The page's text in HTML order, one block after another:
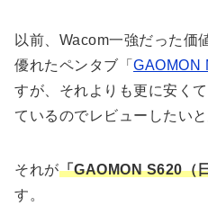
以前、Wacom一強だった価
優れたペンタブ「 GAOMON
すが、それよりも更に安く
ているのでレビューしたいと
それが「GAOMON S620（
す。